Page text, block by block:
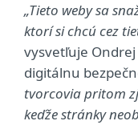
„Tieto weby sa
ktorí si chcú cez
vysvetľuje
digitálnu
tvorcovia pritom
keďže stránky